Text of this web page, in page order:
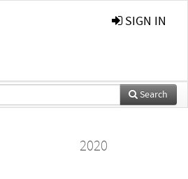
SIGN IN
Search
2020